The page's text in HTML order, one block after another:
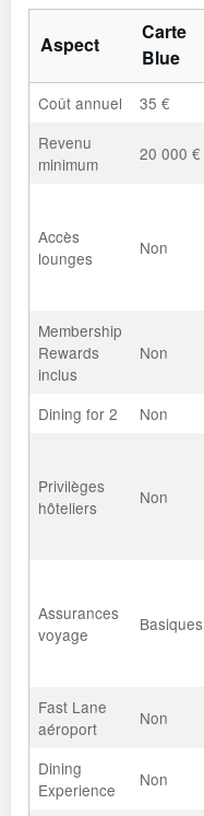
Aspect
Carte
Blue
Coût annuel 35 €
Revenu
minimum
20 000 €
Accès
lounges
Non
Membership
Rewards
inclus
Non
Dining for 2
Non
Privilèges
hôteliers
Non
Assurances
voyage
Basiques
Fast Lane
aéroport
Non
Dining
Experience
Non